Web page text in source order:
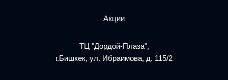
Акции
ТЦ "Дордой-Плаза",
г.Бишкек, ул. Ибраимова, д. 115/2